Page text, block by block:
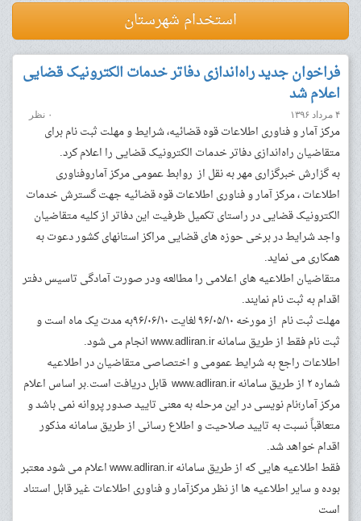
استخدام شهرستان
فراخوان جدید راه‌اندازی دفاتر خدمات الکترونیک قضایی
اعلام شد
۴ مرداد ۱۳۹۶ ۰ نظر
مرکز آمار و فناوری اطلاعات قوه قضائیه، شرایط و مهلت ثبت نام برای
متقاضیان راه‌اندازی دفاتر خدمات الکترونیک قضایی را اعلام کرد.
به گزارش خبرگزاری مهر به نقل از روابط عمومی مرکز آماروفناوری
اطلاعات ، مرکز آمار و فناوری اطلاعات قوه قضائیه جهت گسترش خدمات
الکترونیک قضایی در راستای تکمیل ظرفیت این دفاتر از کلیه متقاضیان
واجد شرایط در برخی حوزه های قضایی مراکز استانهای کشور دعوت به
همکاری می نماید.
متقاضیان اطلاعیه های اعلامی را مطالعه ودر صورت آمادگی تاسیس دفتر
اقدام به ثبت نام نمایند.
مهلت ثبت نام از مورخه ۹۶/۰۵/۱۰ لغایت ۹۶/۰۶/۱۰به مدت یک ماه است و
ثبت نام فقط از طریق سامانه www.adliran.ir انجام می شود.
اطلاعات راجع به شرایط عمومی و اختصاصی متقاضیان در اطلاعیه
شماره ۲ از طریق سامانه www.adliran.ir قابل دریافت است.بر اساس اعلام
مرکز آمار؛نام نویسی در این مرحله به معنی تایید صدور پروانه نمی باشد و
متعاقباً نسبت به تایید صلاحیت و اطلاع رسانی از طریق سامانه مذکور
اقدام خواهد شد.
فقط اطلاعیه هایی که از طریق سامانه www.adliran.ir اعلام می شود معتبر
بوده و سایر اطلاعیه ها از نظر مرکزآمار و فناوری اطلاعات غیر قابل استناد
است